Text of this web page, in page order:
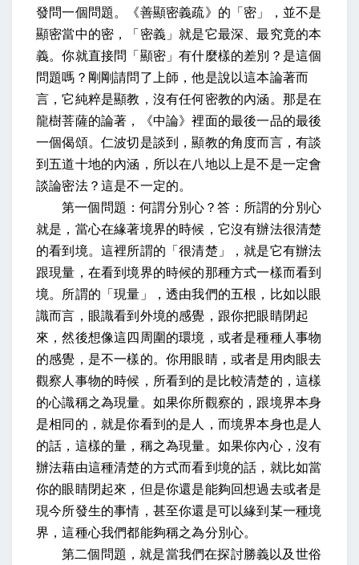
發問一個問題。《善顯密義疏》的「密」，並不是
顯密當中的密，「密義」就是它最深、最究竟的本
義。你就直接問「顯密」有什麼樣的差別？是這個
問題嗎？剛剛請問了上師，他是說以這本論著而
言，它純粹是顯教，沒有任何密教的內涵。那是在
龍樹菩薩的論著，《中論》裡面的最後一品的最後
一個偈頌。仁波切是談到，顯教的角度而言，有談
到五道十地的內涵，所以在八地以上是不是一定會
談論密法？這是不一定的。
第一個問題：何謂分別心？答：所謂的分別心
就是，當心在緣著境界的時候，它沒有辦法很清楚
的看到境。這裡所謂的「很清楚」，就是它有辦法
跟現量，在看到境界的時候的那種方式一樣而看到
境。所謂的「現量」，透由我們的五根，比如以眼
識而言，眼識看到外境的感覺，跟你把眼睛閉起
來，然後想像這四周圍的環境，或者是種種人事物
的感覺，是不一樣的。你用眼睛，或者是用肉眼去
觀察人事物的時候，所看到的是比較清楚的，這樣
的心識稱之為現量。如果你所觀察的，跟境界本身
是相同的，就是你看到的是人，而境界本身也是人
的話，這樣的量，稱之為現量。如果你內心，沒有
辦法藉由這種清楚的方式而看到境的話，就比如當
你的眼睛閉起來，但是你還是能夠回想過去或者是
現今所發生的事情，甚至你還是可以緣到某一種境
界，這種心我們都能夠稱之為分別心。
第二個問題，就是當我們在探討勝義以及世俗